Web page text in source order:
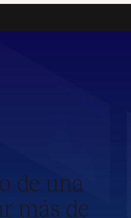
de WordPress
de una
más de